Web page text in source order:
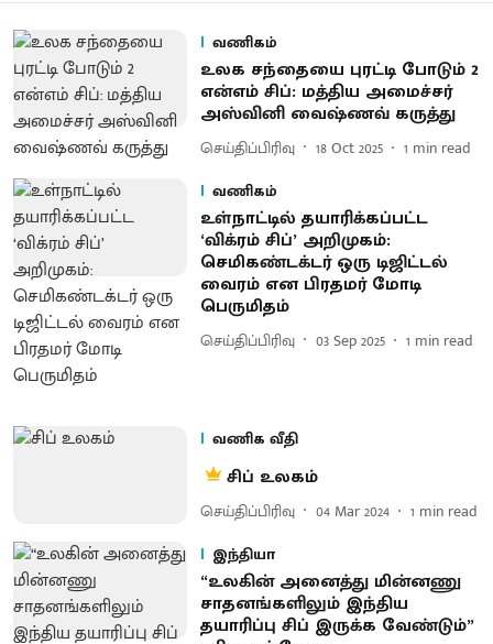
வணிகம்
உலக சந்தையை புரட்டி போடும் 2
என்எம் சிப்: மத்திய அமைச்சர்
அஸ்வினி வைஷ்ணவ் கருத்து
செய்திப்பிரிவு 18 Oct 2025 1 min read
வணிகம்
உள்நாட்டில் தயாரிக்கப்பட்ட
‘விக்ரம் சிப்’ அறிமுகம்:
செமிகண்டக்டர் ஒரு டிஜிட்டல்
வைரம் என பிரதமர் மோடி
பெருமிதம்
செய்திப்பிரிவு 03 Sep 2025 1 min read
வணிக வீதி
சிப் உலகம்
செய்திப்பிரிவு 04 Mar 2024 1 min read
இந்தியா
“உலகின் அனைத்து மின்னணு
சாதனங்களிலும் இந்திய
தயாரிப்பு சிப் இருக்க வேண்டும்”